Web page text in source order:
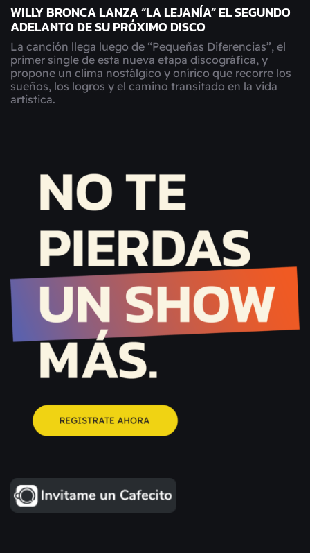
WILLY BRONCA LANZA “LA LEJANÍA” EL SEGUNDO
ADELANTO DE SU PRÓXIMO DISCO
La canción llega luego de “Pequeñas Diferencias”, el
primer single de esta nueva etapa discográfica, y
propone un clima nostálgico y onírico que recorre los
sueños, los logros y el camino transitado en la vida
artística.